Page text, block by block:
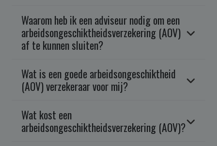
Waarom heb ik een adviseur nodig om een
arbeidsongeschiktheidsverzekering (AOV)
af te kunnen sluiten?
Wat is een goede arbeidsongeschiktheid
(AOV) verzekeraar voor mij?
Wat kost een
arbeidsongeschiktheidsverzekering (AOV)?